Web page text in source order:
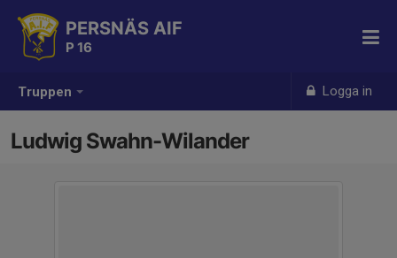
Truppen Logga in
PERSNÄS AIF
P 16
Ludwig Swahn-Wilander